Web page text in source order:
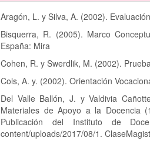
Aragón, L. y Silva, A. (2002).
Bisquerra, R. (2005). Marco
España: Mira
Cohen, R. y Swerdlik, M. (2002).
Cols, A. y. (2002). Orientación
Del Valle Ballón, J. y Valdivia
Materiales de Apoyo a la Docencia
Publicación del Instituto de
content/uploads/2017/08/1.